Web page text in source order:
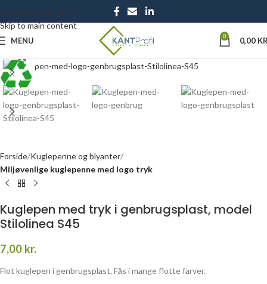
Skip to navigation
Skip to main content
MENU 0 0,00
Click to enlarge
Forside Kuglepenne og blyanter
Miljøvenlige kuglepenne med logo tryk
Kuglepen med tryk i genbrugsplast, model
Stilolinea S45
7,00 kr.
Flot kuglepen i genbrugsplast. Fås i mange flotte farver.